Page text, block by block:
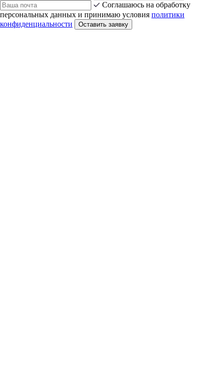
Соглашаюсь на обработку
персональных данных и принимаю условия политики
конфиденциальности
Оставить заявку